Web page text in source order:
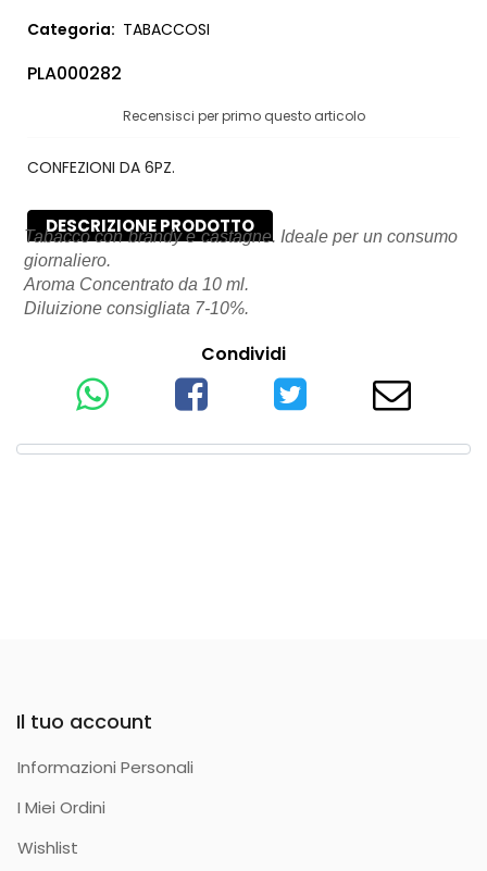
Categoria: TABACCOSI
PLA000282
Recensisci per primo questo articolo
CONFEZIONI DA 6PZ.
DESCRIZIONE PRODOTTO
Tabacco con brandy e castagne. Ideale per un consumo
giornaliero.
Aroma Concentrato da 10 ml.
Diluizione consigliata 7-10%.
Condividi
Il tuo account
Informazioni Personali
I Miei Ordini
Wishlist